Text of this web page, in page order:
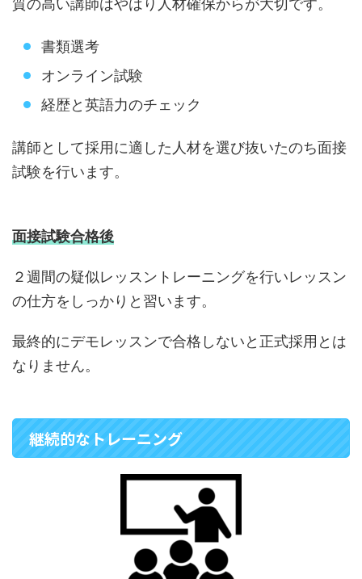
質の高い講師はやはり人材確保からが大切です。
書類選考
オンライン試験
経歴と英語力のチェック
講師として採用に適した人材を選び抜いたのち面接
試験を行います。
面接試験合格後
２週間の疑似レッスントレーニングを行いレッスン
の仕方をしっかりと習います。
最終的にデモレッスンで合格しないと正式採用とは
なりません。
継続的なトレーニング